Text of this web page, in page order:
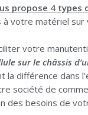
propose 4
à votre matériel
votre
sur le châssis
la différence dans
société de
des besoins de